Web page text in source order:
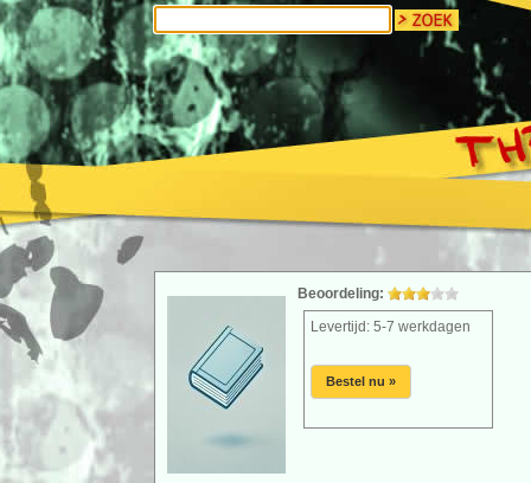
Beoordeling:
Levertijd: 5-7 werkdagen
Bestel nu »